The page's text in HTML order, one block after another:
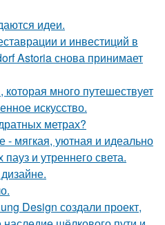
идеи.
и инвестиций в
Astoria снова принимает
много путешествует
искусство.
метрах?
- мягкая, уютная и идеально
и утреннего света.
Design создали проект,